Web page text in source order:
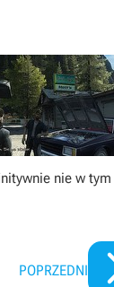
nie w
POPRZEDNI